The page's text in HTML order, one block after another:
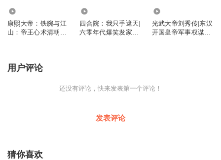
康熙大帝：铁腕与江
山：帝王心术清朝康
四合院：我只手遮天|
六零年代爆笑发家致
光武大帝刘秀传|东汉
开国皇帝军事权谋星
用户评论
还没有评论，快来发表第一个评论！
发表评论
猜你喜欢